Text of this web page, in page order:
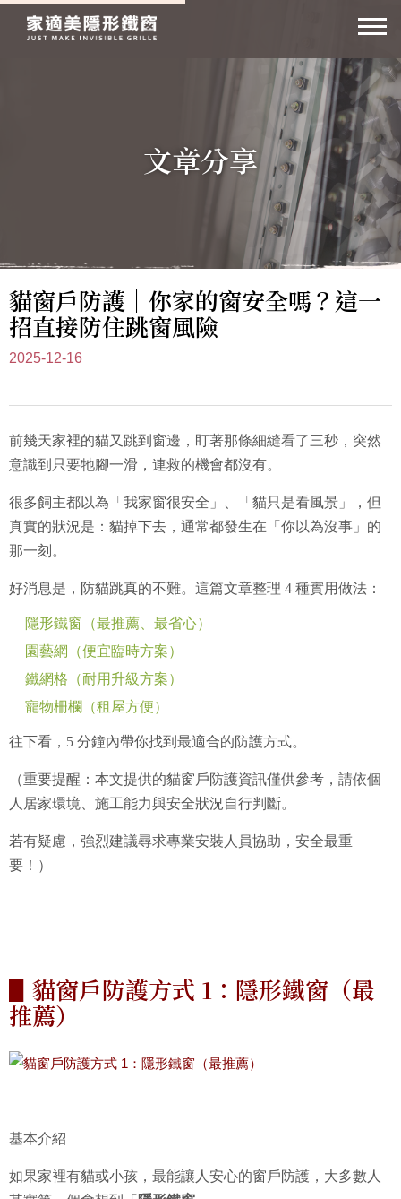
高
文章分享
貓窗戶防護｜你家的窗安全嗎？這一
招直接防住跳窗風險
2025-12-16
前幾天家裡的貓又跳到窗邊，盯著那條細縫看了三秒，突然
意識到只要牠腳一滑，連救的機會都沒有。
很多飼主都以為「我家窗很安全」、「貓只是看風景」， 但
真實的狀況是： 貓掉下去，通常都發生在「你以為沒事」的
那一刻。
好消息是，防貓跳真的不難。這篇文章整理 4 種實用做法：
隱形鐵窗（最推薦、最省心）
園藝網（便宜臨時方案）
鐵網格（耐用升級方案）
寵物柵欄（租屋方便）
往下看，5 分鐘內帶你找到最適合的防護方式。
（重要提醒：本文提供的貓窗戶防護資訊僅供參考，請依個
人居家環境、施工能力與安全狀況自行判斷。
若有疑慮，強烈建議尋求專業安裝人員協助，安全最重
要！）
▋貓窗戶防護方式 1：隱形鐵窗（最
推薦）
基本介紹
如果家裡有貓或小孩，最能讓人安心的窗戶防護，大多數人